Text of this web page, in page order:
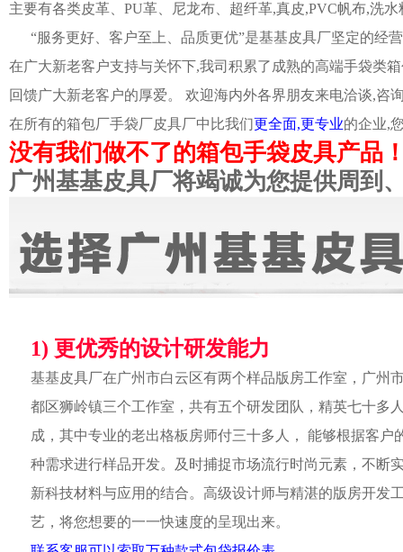
主要有各类皮革、PU革、尼龙布、超纤革,真皮,PVC帆布,洗
“服务更好、客户至上、品质更优”是基基皮具厂坚定的经
在广大新老客户支持与关怀下,我司积累了成熟的高端手袋类
回馈广大新老客户的厚爱。 欢迎海内外各界朋友来电洽谈,咨
在所有的箱包厂手袋厂皮具厂中比我们更全面,更专业的企业,
没有我们做不了的箱包手袋皮具产品
广州基基皮具厂将竭诚为您提供周到
1) 更优秀的设计研发能力
基基皮具厂在广州市白云区有两个样品版房工作室，广州
都区狮岭镇三个工作室，共有五个研发团队，精英七十多
成，其中专业的老出格板房师付三十多人， 能够根据客户
种需求进行样品开发。及时捕捉市场流行时尚元素，不断
新科技材料与应用的结合。高级设计师与精湛的版房开发
艺，将您想要的一一快速度的呈现出来。